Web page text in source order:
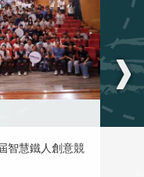
智慧鐵人創意競